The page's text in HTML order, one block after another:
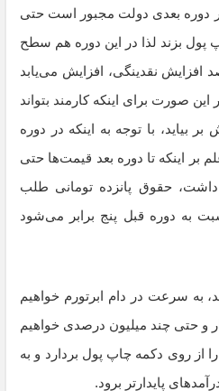
دوره بعدی دولت مجبور است حتی
پول بزند لذا در این دوره هم سطح
نقدینگی، افزایش می‌یابد
درصد) و در این صورت برای اینکه کارمند بتواند
با توجه به اینکه در دوره
اینکه تا دوره بعد قیمت‌ها حتی
حقوق پانزده تومانی طلب
به دوره قبل پنج برابر می‌شود
به سرعت در دام ابرتورم خواهیم
و حتی چند میلیون درصدی خواهیم
از روی دکمه چاپ پول بردارد و به
پایدارتر برود.